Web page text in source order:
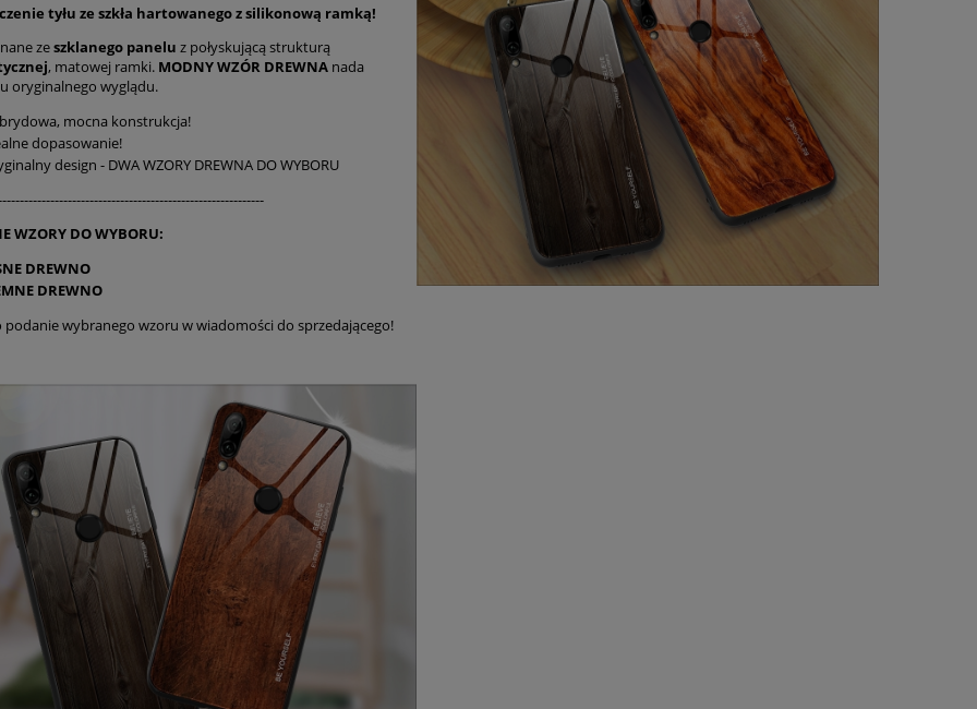
tyłu ze szkła hartowanego z silikonową ramką!
zeszklanego panelu z połyskującą strukturą
, matowej ramki. MODNY WZÓR DREWNA nada
oryginalnego wyglądu.
mocna konstrukcja!
dopasowanie!
design - DWA WZORY DREWNA DO WYBORU
WZORY DO WYBORU:
DREWNO
DREWNO
podanie wybranego wzoru w wiadomości do sprzedającego!